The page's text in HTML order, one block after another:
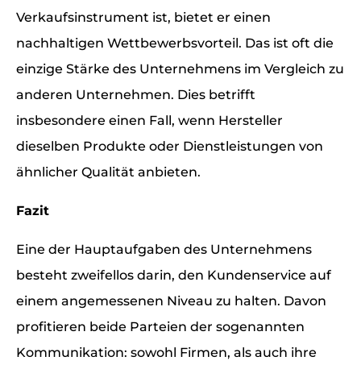
Verkaufsinstrument ist, bietet er einen
nachhaltigen Wettbewerbsvorteil. Das ist oft die
einzige Stärke des Unternehmens im Vergleich zu
anderen Unternehmen. Dies betrifft
insbesondere einen Fall, wenn Hersteller
dieselben Produkte oder Dienstleistungen von
ähnlicher Qualität anbieten.
Fazit
Eine der Hauptaufgaben des Unternehmens
besteht zweifellos darin, den Kundenservice auf
einem angemessenen Niveau zu halten. Davon
profitieren beide Parteien der sogenannten
Kommunikation: sowohl Firmen, als auch ihre